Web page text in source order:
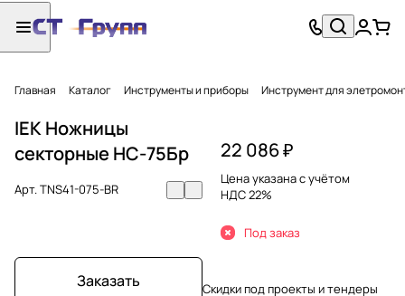
Главная Каталог Инструменты и приборы Инструмент для
IEK Ножницы
секторные НС-75Бр
Арт.TNS41-075-BR
Заказать
22 086 ₽
Цена указана с учётом
НДС 22%
Под заказ
Скидки под проекты и тендеры